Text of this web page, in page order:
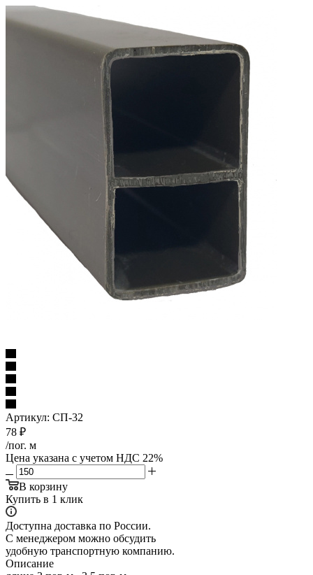
Артикул: СП-32
78 ₽
/пог. м
Цена указана с учетом НДС 22%
В корзину
Купить в 1 клик
Доступна доставка по России.
С менеджером можно обсудить
удобную транспортную компанию.
Описание